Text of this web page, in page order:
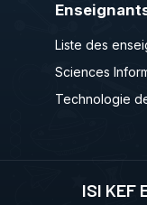
Liste des
Sciences
Technologie
ISI KEF